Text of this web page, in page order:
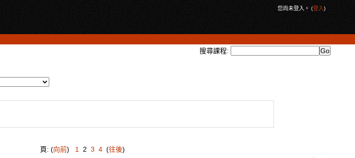
您尚未登入。 (登入)
搜尋課程:
頁: (向前) 1 2 3 4(往後)